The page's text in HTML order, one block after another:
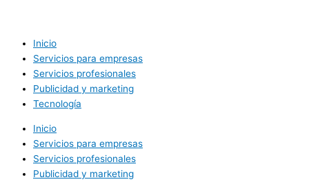
Inicio
Servicios para empresas
Servicios profesionales
Publicidad y marketing
Tecnología
Inicio
Servicios para empresas
Servicios profesionales
Publicidad y marketing